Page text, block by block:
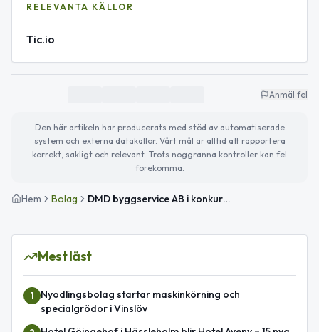
RELEVANTA KÄLLOR
Tic.io
Anmäl fel
Den här artikeln har producerats med stöd av automatiserade
system och externa datakällor. Vårt mål är alltid att rapportera
korrekt, sakligt och relevant. Trots noggranna kontroller kan fel
förekomma.
Hem Bolag DMD byggservice AB i konkurs med byggverksamhet
Mest läst
1
Nyodlingsbolag startar maskinkörning och
specialgrödor i Vinslöv